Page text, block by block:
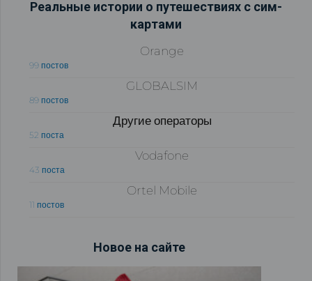
Реальные истории о путешествиях с сим-
картами
Orange
99 постов
GLOBALSIM
89 постов
Другие операторы
52 поста
Vodafone
43 поста
Ortel Mobile
11 постов
Новое на сайте